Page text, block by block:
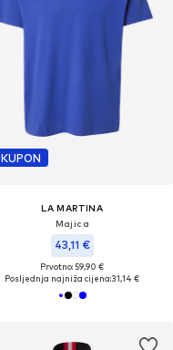
KUPON
LA MARTINA
Majica
43,11 €
Prvotno: 59,90 €
Posljednja najniža cijena:31,14 €